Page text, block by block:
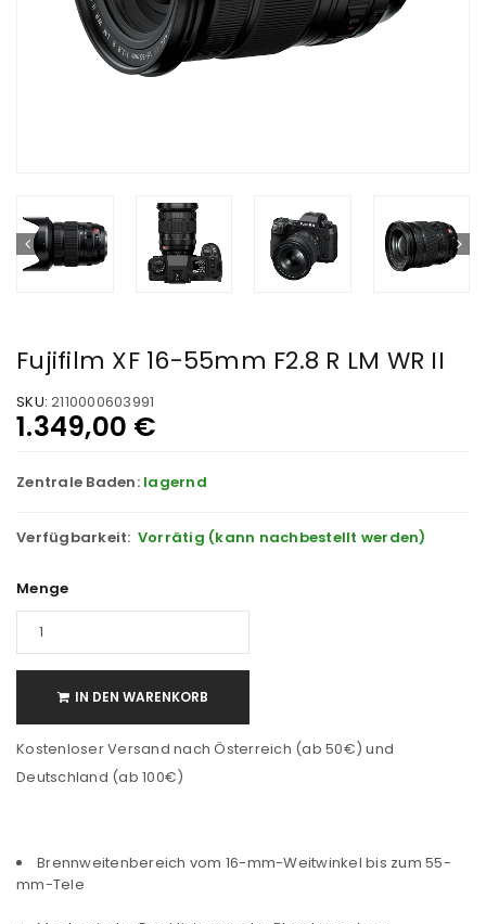
Fujifilm XF 16-55mm F2.8 R LM WR II
SKU: 2110000603991
1.349,00 €
Zentrale Baden: lagernd
Verfügbarkeit: Vorrätig (kann nachbestellt werden)
Menge
IN DEN WARENKORB
Kostenloser Versand nach Österreich (ab 50€) und
Deutschland (ab 100€)
Brennweitenbereich vom 16-mm-Weitwinkel bis zum 55-
mm-Tele